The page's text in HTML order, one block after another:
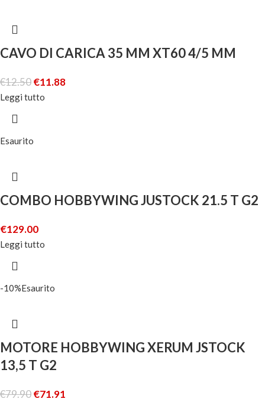
CAVO DI CARICA 35 MM XT60 4/5 MM
€12.50€11.88
Leggi tutto
Esaurito
COMBO HOBBYWING JUSTOCK 21.5 T G2
€129.00
Leggi tutto
-10%Esaurito
MOTORE HOBBYWING XERUM JSTOCK
13,5 T G2
€79.90€71.91